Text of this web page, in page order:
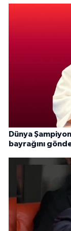
Dünya
bayrağını